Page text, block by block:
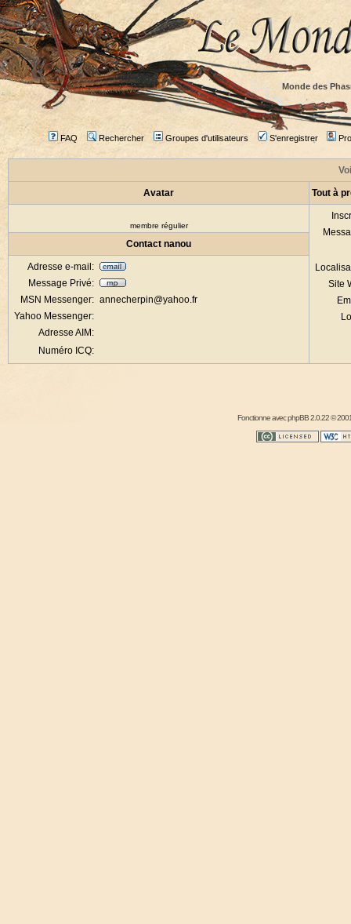
Monde des
FAQ Rechercher Groupes d'utilisateurs S'enregistrer
Avatar Tout à
membre régulier
Site
Contact nanou
Adresse e-mail:
Message Privé:
MSN Messenger: annecherpin@yahoo.fr
Yahoo Messenger:
Adresse AIM:
Numéro ICQ:
Fonctionne avecphpBB2.0.22 ©